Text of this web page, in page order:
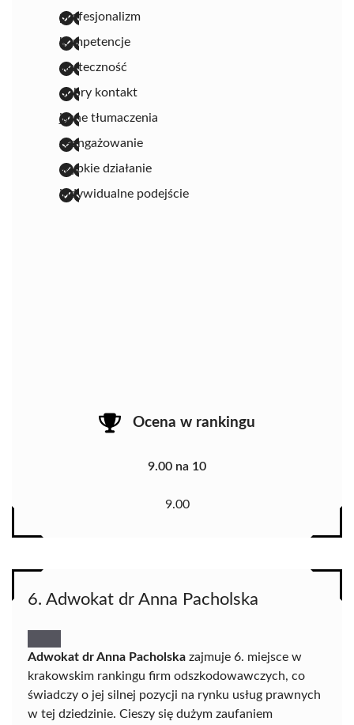
profesjonalizm
kompetencje
skuteczność
dobry kontakt
jasne tłumaczenia
zaangażowanie
szybkie działanie
indywidualne podejście
Ocena w rankingu
9.00 na 10
9.00
6. Adwokat dr Anna Pacholska
Adwokat dr Anna Pacholska zajmuje 6. miejsce w
krakowskim rankingu firm odszkodowawczych, co
świadczy o jej silnej pozycji na rynku usług prawnych
w tej dziedzinie. Cieszy się dużym zaufaniem